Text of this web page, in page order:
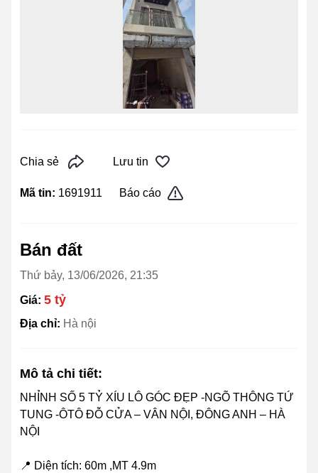
Chia sẻ Lưu tin
Mã tin: 1691911 Báo cáo
Bán đất
Thứ bảy, 13/06/2026, 21:35
Giá: 5 tỷ
Địa chỉ: Hà nội
Mô tả chi tiết:
NHỈNH SỐ 5 TỶ XÍU LÔ GÓC ĐẸP -NGÕ THÔNG TỨ
TUNG -ÔTÔ ĐỖ CỬA – VÂN NỘI, ĐÔNG ANH – HÀ
NỘI
📍 Diện tích: 60m ,MT 4.9m